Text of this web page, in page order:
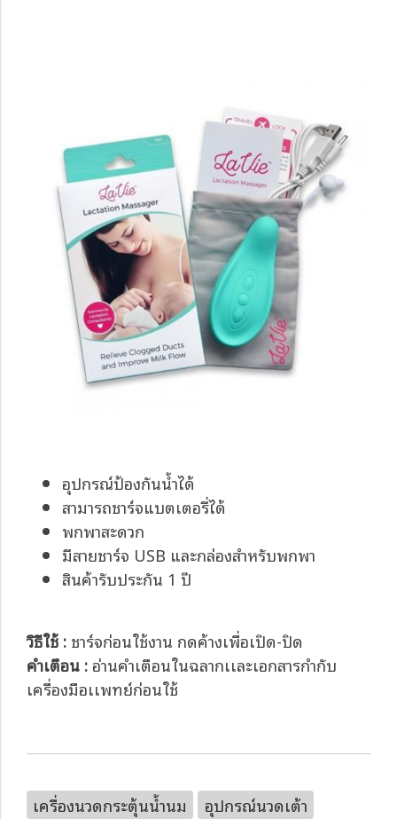
อุปกรณ์ป้องกันน้ำได้
สามารถชาร์จแบตเตอรี่ได้
พกพาสะดวก
มีสายชาร์จ USB และกล่องสำหรับพกพา
สินค้ารับประกัน 1 ปี
วิธีใช้ : ชาร์จก่อนใช้งาน กดค้างเพื่อเปิด-ปิด
คำเตือน :อ่านคำเตือนในฉลากเเละเอกสารกำกับ
เครื่องมือเเพทย์ก่อนใช้
เครื่องนวดกระตุ้นน้ำนม
อุปกรณ์นวดเต้า